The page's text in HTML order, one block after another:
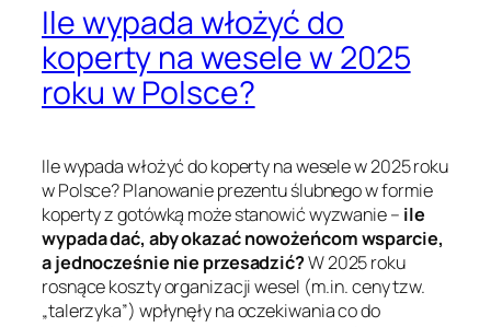
Ile wypada włożyć do
koperty na wesele w 2025
roku w Polsce?
Ile wypada włożyć do koperty na wesele w 2025 roku
w Polsce? Planowanie prezentu ślubnego w formie
koperty z gotówką może stanowić wyzwanie – ile
wypada dać, aby okazać nowożeńcom wsparcie,
a jednocześnie nie przesadzić?W 2025 roku
rosnące koszty organizacji wesel (m.in. ceny tzw.
„talerzyka”) wpłynęły na oczekiwania co do